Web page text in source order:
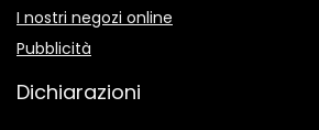
I nostri negozi online
Pubblicità
Dichiarazioni